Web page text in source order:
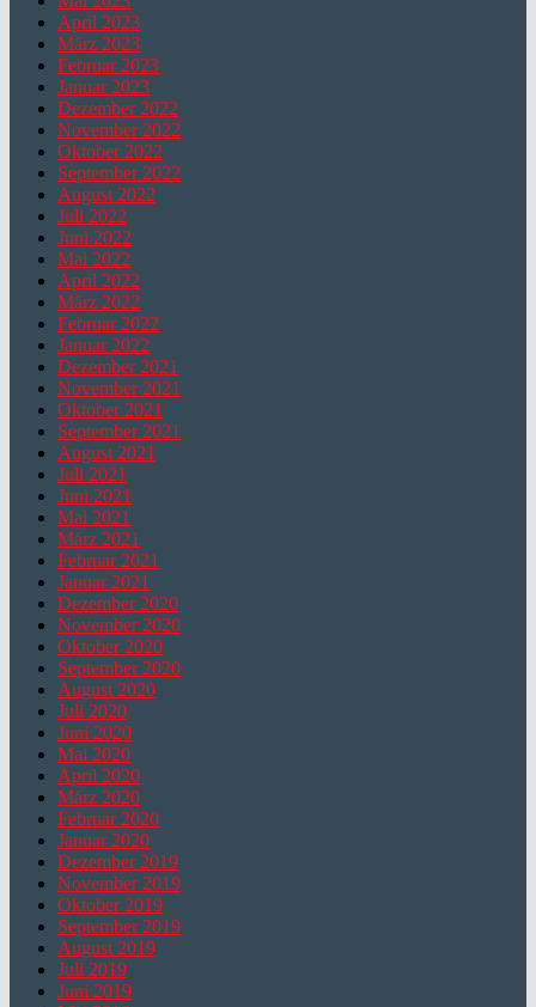
April 2023
März 2023
Februar 2023
Januar 2023
Dezember 2022
November 2022
Oktober 2022
September 2022
August 2022
Juli 2022
Juni 2022
Mai 2022
April 2022
März 2022
Februar 2022
Januar 2022
Dezember 2021
November 2021
Oktober 2021
September 2021
August 2021
Juli 2021
Juni 2021
Mai 2021
März 2021
Februar 2021
Januar 2021
Dezember 2020
November 2020
Oktober 2020
September 2020
August 2020
Juli 2020
Juni 2020
Mai 2020
April 2020
März 2020
Februar 2020
Januar 2020
Dezember 2019
November 2019
Oktober 2019
September 2019
August 2019
Juli 2019
Juni 2019